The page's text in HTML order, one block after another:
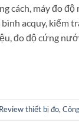
cách, máy đo
acquy, kiểm
đo độ cứng
Review thiết bị đo,